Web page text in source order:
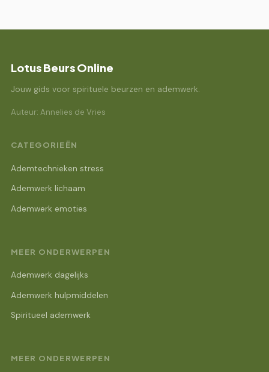
Lotus Beurs Online
Jouw gids voor spirituele beurzen en ademwerk.
Auteur: Annelies de Vries
CATEGORIEËN
Ademtechnieken stress
Ademwerk lichaam
Ademwerk emoties
MEER ONDERWERPEN
Ademwerk dagelijks
Ademwerk hulpmiddelen
Spiritueel ademwerk
MEER ONDERWERPEN